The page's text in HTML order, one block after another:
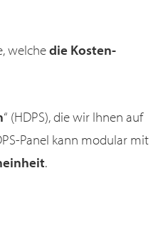
welchedie Kosten-
“ (HDPS), die wir Ihnen auf
Panel kann modular mit
.